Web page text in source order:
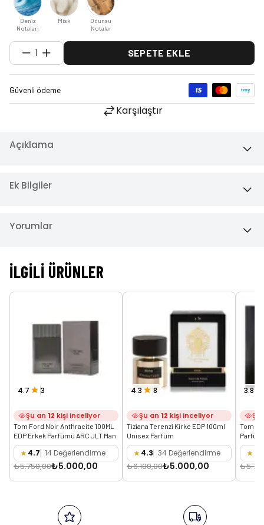
Deniz
Notaları
Misk
Odunsu
Notalar
1 SEPETE EKLE
Karşılaştır
Açıklama
Ek Bilgiler
Yorumlar
İLGILI ÜRÜNLER
4.7 3
Şu an 12 kişi inceliyor
Tom Ford Noir Anthracite 100ML
EDP Erkek Parfümü ARC JLT Man
4.7 14 Değerlendirme
₺5.750,00₺5.000,00
4.3 8
Şu an 12 kişi inceliyor
Tiziana Terenzi Kirke EDP 100ml
Unisex Parfüm
4.3 34 Değerlendirme
₺6.100,00₺5.000,00
3.8
Şu
Tom